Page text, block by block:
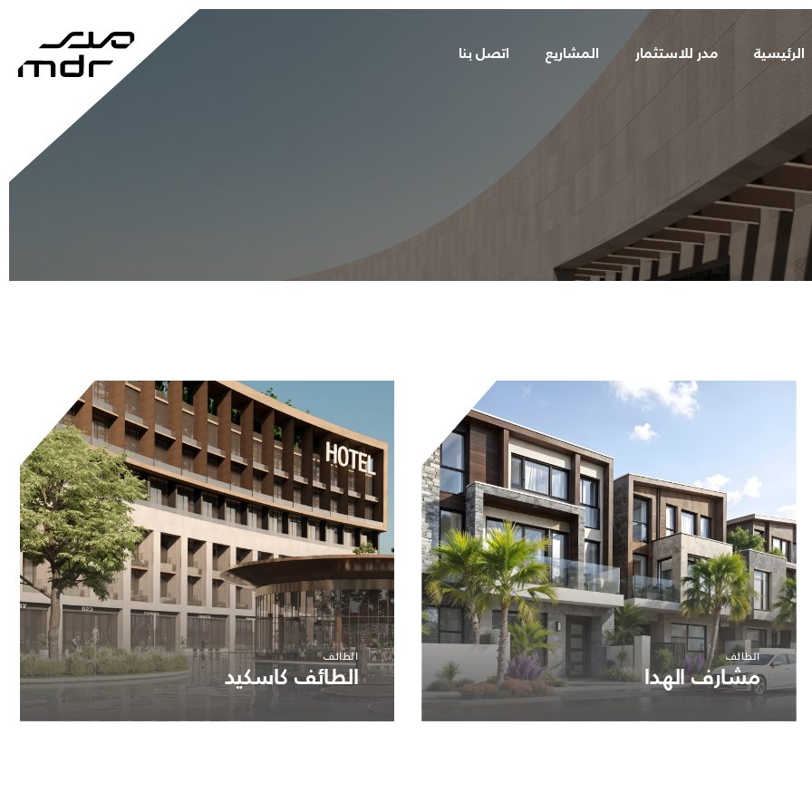
الرئيسية مدر للاستثمار المشاريع اتصل بنا
الطائف
مشارف الهدا
الطائف
الطائف كاسكيد